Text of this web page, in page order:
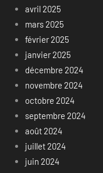
avril 2025
mars 2025
février 2025
janvier 2025
décembre 2024
novembre 2024
octobre 2024
septembre 2024
août 2024
juillet 2024
juin 2024